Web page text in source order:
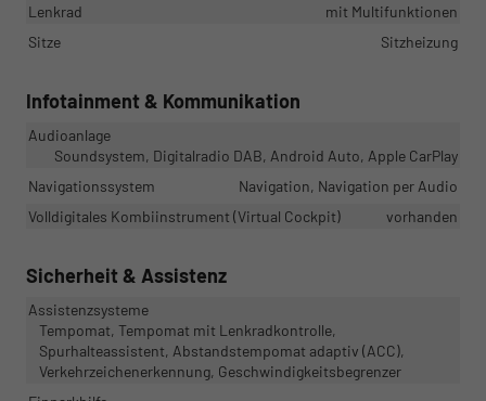
Lenkrad
mit Multifunktionen
Sitze
Sitzheizung
Infotainment & Kommunikation
Audioanlage
Soundsystem, Digitalradio DAB, Android Auto, Apple CarPlay
Navigationssystem
Navigation, Navigation per Audio
Volldigitales Kombiinstrument (Virtual Cockpit)
vorhanden
Sicherheit & Assistenz
Assistenzsysteme
Tempomat, Tempomat mit Lenkradkontrolle,
Spurhalteassistent, Abstandstempomat adaptiv (ACC),
Verkehrzeichenerkennung, Geschwindigkeitsbegrenzer